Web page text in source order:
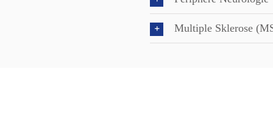
Multiple Sklerose